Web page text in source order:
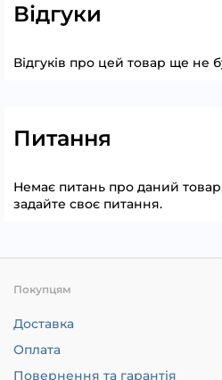
Відгуки
Відгуків про цей товар ще не
Питання
Немає питань про даний
задайте своє питання.
Покупцям
Доставка
Оплата
Повернення та гарантія